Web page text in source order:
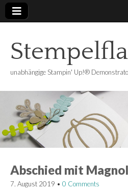
unabhängige Stampin' Up!®
Abschied mit
7. August 2019 • 0 Comments